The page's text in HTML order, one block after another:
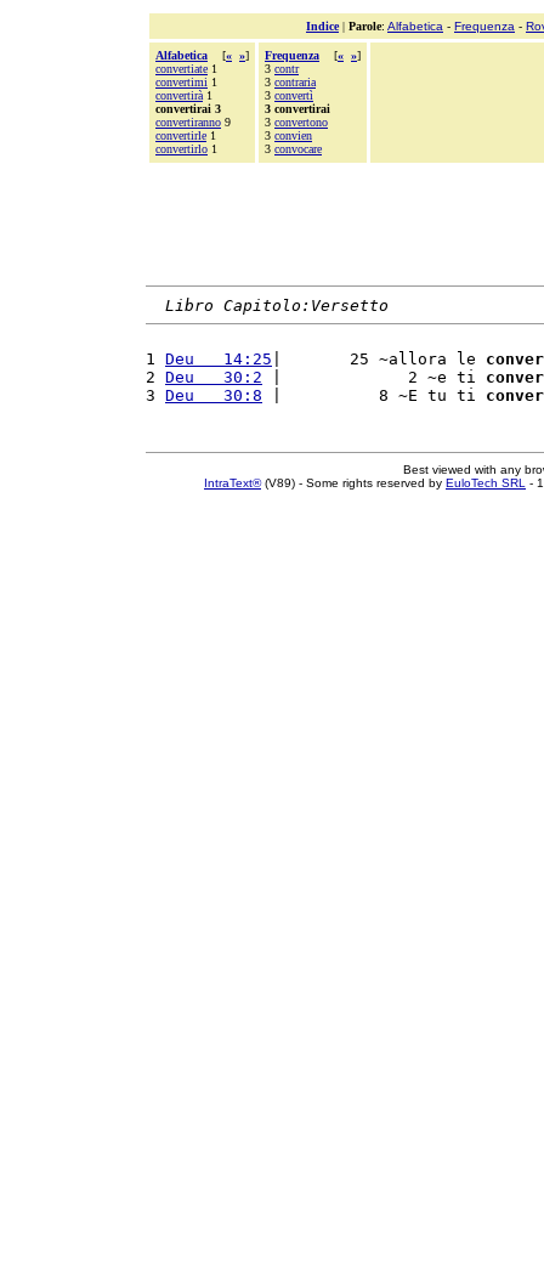
Indice| Parole: Alfabetica - Frequenza -
Alfabetica [« »]
convertiate 1
convertimi 1
convertirà 1
convertirai 3
convertiranno 9
convertirle 1
convertirlo 1
Frequenza [« »]
3 contr
3 contraria
3 convertì
3 convertirai
3 convertono
3 convien
3 convocare
Libro Capitolo:Versetto
1 Deu   14:25 |       25 ~allora le
2 Deu   30:2 |             2 ~e ti
3 Deu   30:8 |          8 ~E tu ti
Best viewed with any
IntraText®(V89) - Some rights reserved by EuloTech SRL -